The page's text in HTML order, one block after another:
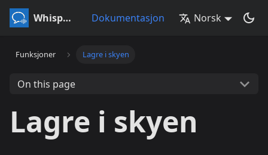
Whisperr Dokumentasjon Norsk
Funksjoner Lagre i skyen
On this page
Lagre i skyen